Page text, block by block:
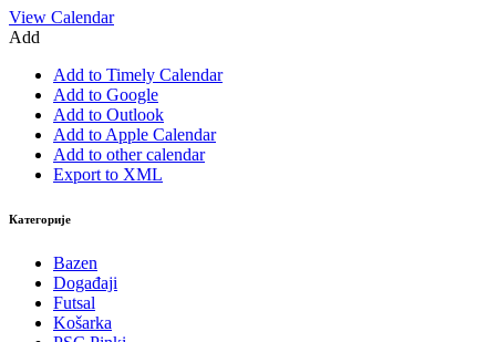
View Calendar
Add
Add to Timely Calendar
Add to Google
Add to Outlook
Add to Apple Calendar
Add to other calendar
Export to XML
Категорије
Bazen
Događaji
Futsal
Košarka